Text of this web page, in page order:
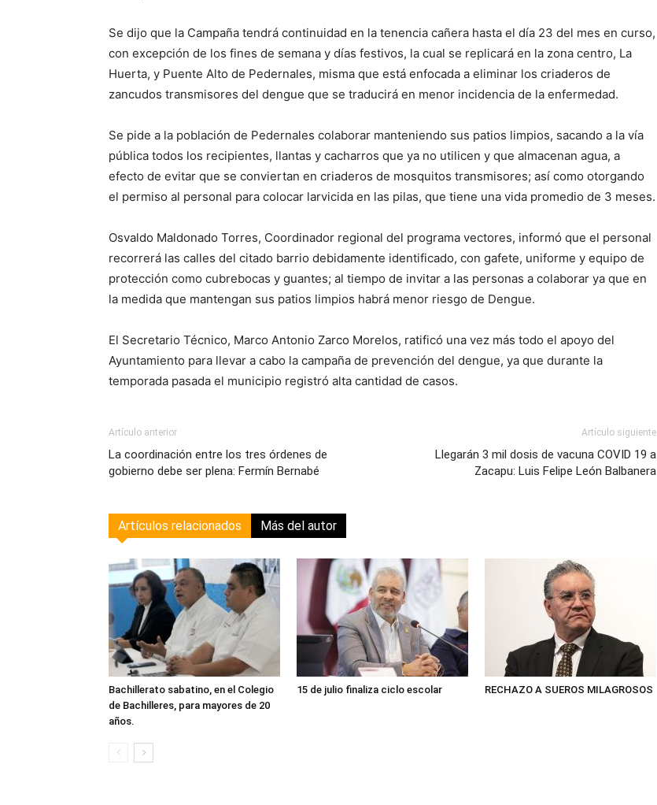
Se dijo que la Campaña tendrá continuidad en la tenencia cañera hasta el día 23 del mes en curso,
con excepción de los fines de semana y días festivos, la cual se replicará en la zona centro, La
Huerta, y Puente Alto de Pedernales, misma que está enfocada a eliminar los criaderos de
zancudos transmisores del dengue que se traducirá en menor incidencia de la enfermedad.
Se pide a la población de Pedernales colaborar manteniendo sus patios limpios, sacando a la vía
pública todos los recipientes, llantas y cacharros que ya no utilicen y que almacenan agua, a
efecto de evitar que se conviertan en criaderos de mosquitos transmisores; así como otorgando
el permiso al personal para colocar larvicida en las pilas, que tiene una vida promedio de 3 meses.
Osvaldo Maldonado Torres, Coordinador regional del programa vectores, informó que el personal
recorrerá las calles del citado barrio debidamente identificado, con gafete, uniforme y equipo de
protección como cubrebocas y guantes; al tiempo de invitar a las personas a colaborar ya que en
la medida que mantengan sus patios limpios habrá menor riesgo de Dengue.
El Secretario Técnico, Marco Antonio Zarco Morelos, ratificó una vez más todo el apoyo del
Ayuntamiento para llevar a cabo la campaña de prevención del dengue, ya que durante la
temporada pasada el municipio registró alta cantidad de casos.
Artículo anterior
La coordinación entre los tres órdenes de
gobierno debe ser plena: Fermín Bernabé
Artículo siguiente
Llegarán 3 mil dosis de vacuna COVID 19 a
Zacapu: Luis Felipe León Balbanera
Artículos relacionados Más del autor
Bachillerato sabatino, en el Colegio
de Bachilleres, para mayores de 20
años.
15 de julio finaliza ciclo escolar RECHAZO A SUEROS MILAGROSOS